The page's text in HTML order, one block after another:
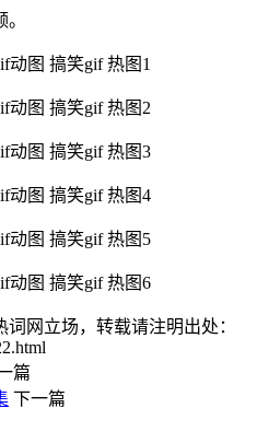
网立场，转载请注明出处：
篇
下一篇